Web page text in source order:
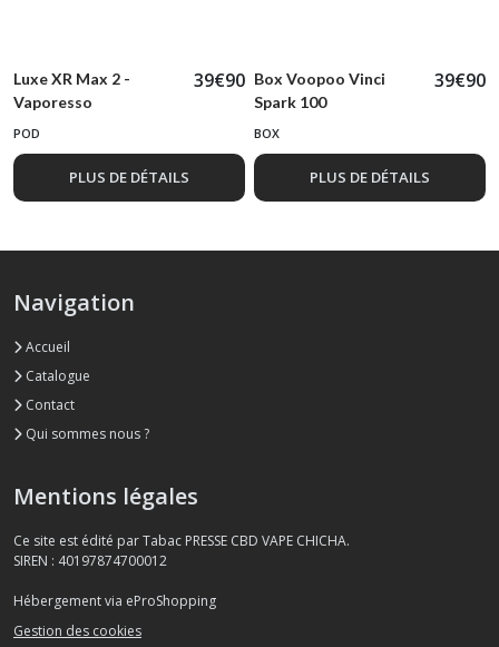
Luxe XR Max 2 -
Vaporesso
39€90
POD
PLUS DE DÉTAILS
Box Voopoo Vinci
Spark 100
39€90
BOX
PLUS DE DÉTAILS
Navigation
Accueil
Catalogue
Contact
Qui sommes nous ?
Mentions légales
Ce site est édité par Tabac PRESSE CBD VAPE CHICHA.
SIREN : 40197874700012
Hébergement via eProShopping
Gestion des cookies